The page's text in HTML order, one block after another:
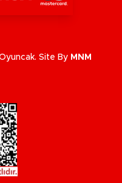
Site By MNM